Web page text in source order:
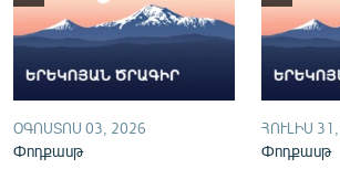
ՕԳՈՍՏՈՍ 03, 2026
Փոդքասթ
ՀՈՒԼԻՍ
Փոդքասթ